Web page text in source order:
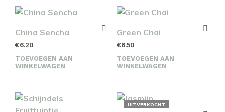
China Sencha
€6.20
TOEVOEGEN AAN
WINKELWAGEN
Green Chai
€6.50
TOEVOEGEN AAN
WINKELWAGEN
UITVERKOCHT